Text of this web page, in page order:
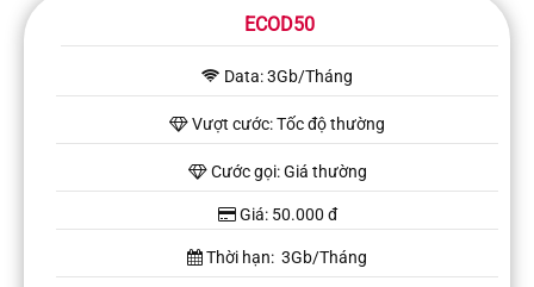
ECOD50
Data: 3Gb/Tháng
Vượt cước: Tốc độ thường
Cước gọi: Giá thường
Giá: 50.000 đ
Thời hạn: 3Gb/Tháng